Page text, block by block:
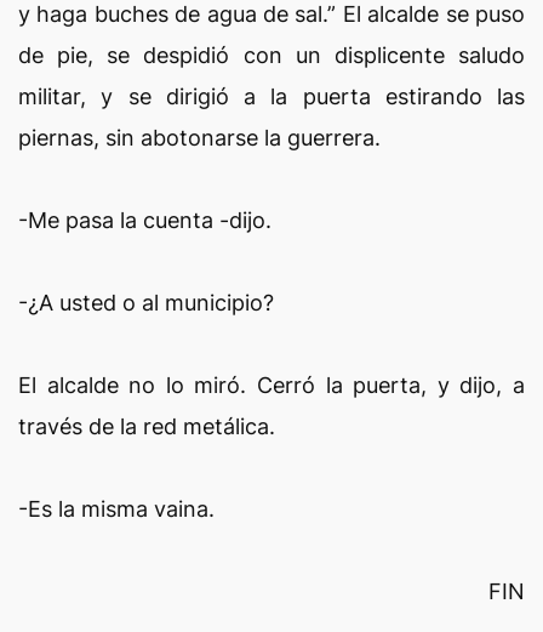
y haga buches de agua de sal.” El alcalde se puso
de pie, se despidió con un displicente saludo
militar, y se dirigió a la puerta estirando las
piernas, sin abotonarse la guerrera.
-Me pasa la cuenta -dijo.
-¿A usted o al municipio?
El alcalde no lo miró. Cerró la puerta, y dijo, a
través de la red metálica.
-Es la misma vaina.
FIN